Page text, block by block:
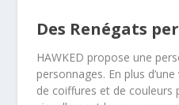
Des Renégats
HAWKED propose une
personnages. En plus
de coiffures et de couleurs